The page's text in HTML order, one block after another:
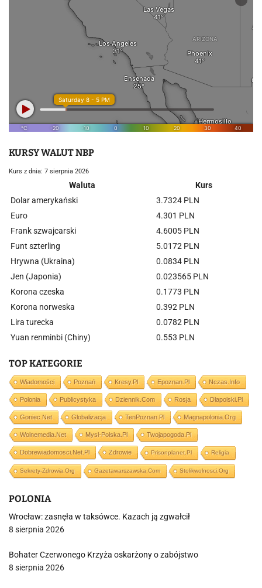
KURSY WALUT NBP
Kurs z dnia: 7 sierpnia 2026
Waluta
Kurs
Dolar amerykański
3.7324 PLN
Euro
4.301 PLN
Frank szwajcarski
4.6005 PLN
Funt szterling
5.0172 PLN
Hrywna (Ukraina)
0.0834 PLN
Jen (Japonia)
0.023565 PLN
Korona czeska
0.1773 PLN
Korona norweska
0.392 PLN
Lira turecka
0.0782 PLN
Yuan renminbi (Chiny)
0.553 PLN
TOP KATEGORIE
Wiadomości Poznań Kresy.pl Epoznan.pl Nczas.info
Polonia Publicystyka Dziennik.com Rosja Dlapolski.pl
Goniec.net Globalizacja TenPoznan.pl Magnapolonia.org
Wolnemedia.net Mysl-Polska.pl Twojapogoda.pl
Dobrewiadomosci.net.pl Zdrowie Prisonplanet.pl Religia
Sekrety-Zdrowia.org Gazetawarszawska.com Stolikwolnosci.org
POLONIA
Wrocław: zasnęła w taksówce. Kazach ją zgwałcił
8 sierpnia 2026
Bohater Czerwonego Krzyża oskarżony o zabójstwo
8 sierpnia 2026